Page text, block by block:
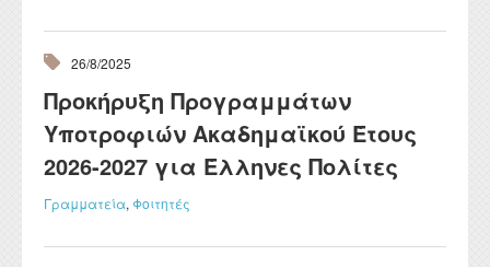
26/8/2025
Προκήρυξη Προγραμμάτων
Υποτροφιών Ακαδημαϊκού Έτους
2026-2027 για Έλληνες Πολίτες
Γραμματεία, Φοιτητές